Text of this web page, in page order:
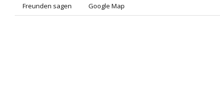
Freunden sagen Google Map